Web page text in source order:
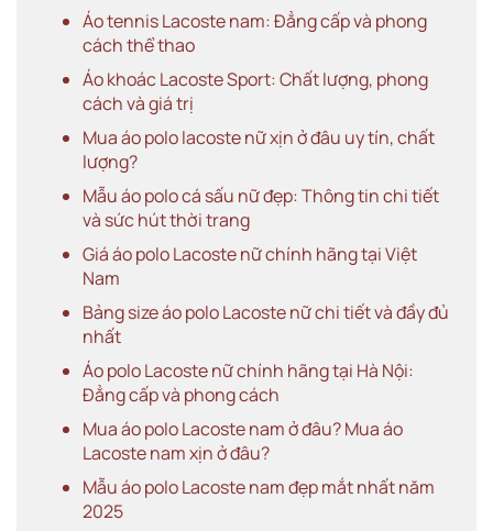
Áo tennis Lacoste nam: Đẳng cấp và phong
cách thể thao
Áo khoác Lacoste Sport: Chất lượng, phong
cách và giá trị
Mua áo polo lacoste nữ xịn ở đâu uy tín, chất
lượng?
Mẫu áo polo cá sấu nữ đẹp: Thông tin chi tiết
và sức hút thời trang
Giá áo polo Lacoste nữ chính hãng tại Việt
Nam
Bảng size áo polo Lacoste nữ chi tiết và đầy đủ
nhất
Áo polo Lacoste nữ chính hãng tại Hà Nội:
Đẳng cấp và phong cách
Mua áo polo Lacoste nam ở đâu? Mua áo
Lacoste nam xịn ở đâu?
Mẫu áo polo Lacoste nam đẹp mắt nhất năm
2025